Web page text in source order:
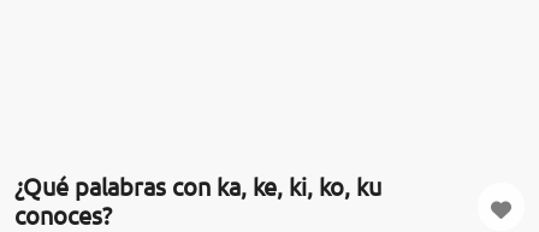
¿Qué palabras con ka, ke, ki, ko, ku​
conoces?